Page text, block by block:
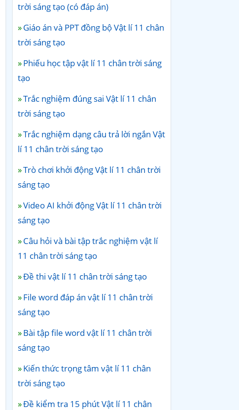
trời sáng tạo (có đáp án)
Giáo án và PPT đồng bộ Vật lí 11 chân
trời sáng tạo
Phiếu học tập vật lí 11 chân trời sáng
tạo
Trắc nghiệm đúng sai Vật lí 11 chân
trời sáng tạo
Trắc nghiệm dạng câu trả lời ngắn Vật
lí 11 chân trời sáng tạo
Trò chơi khởi động Vật lí 11 chân trời
sáng tạo
Video AI khởi động Vật lí 11 chân trời
sáng tạo
Câu hỏi và bài tập trắc nghiệm vật lí
11 chân trời sáng tạo
Đề thi vật lí 11 chân trời sáng tạo
File word đáp án vật lí 11 chân trời
sáng tạo
Bài tập file word vật lí 11 chân trời
sáng tạo
Kiến thức trọng tâm vật lí 11 chân
trời sáng tạo
Đề kiểm tra 15 phút Vật lí 11 chân